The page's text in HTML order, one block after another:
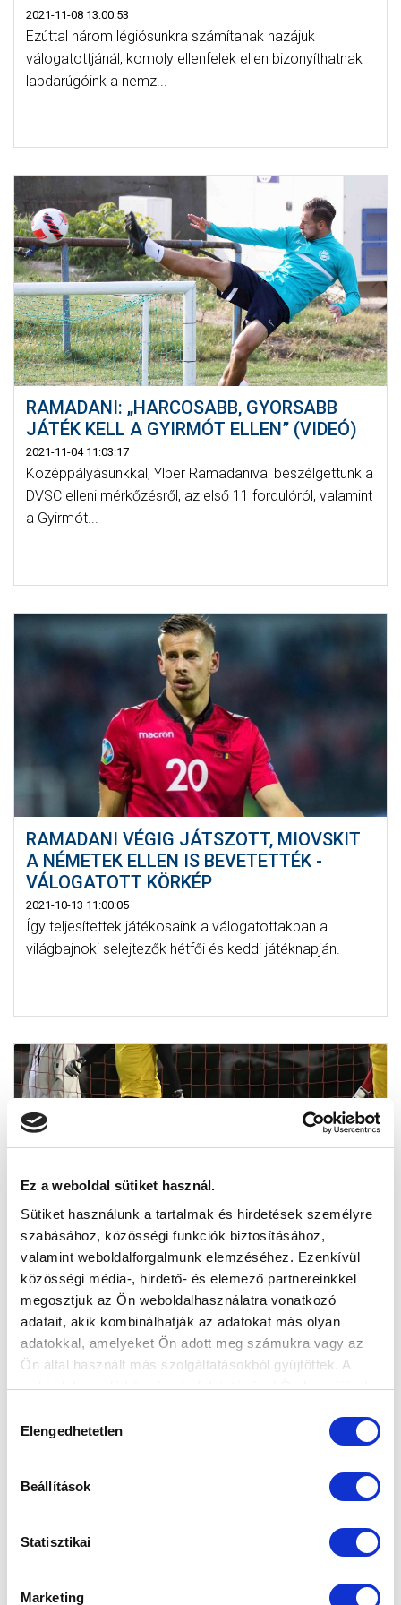
Ez a weboldal sütiket használ.
Sütiket használunk a tartalmak és hirdetések személyre
szabásához, közösségi funkciók biztosításához,
valamint weboldalforgalmunk elemzéséhez. Ezenkívül
közösségi média-, hirdető- és elemező partnereinkkel
megosztjuk az Ön weboldalhasználatra vonatkozó
adatait, akik kombinálhatják az adatokat más olyan
adatokkal, amelyeket Ön adott meg számukra vagy az
Ön által használt más szolgáltatásokból gyűjtöttek. A
weboldalon való böngészés folytatásával Ön hozzájárul a
kiválasztása
Elengedhetetlen
Beállítások
Statisztikai
Marketing
2021-11-08 13:00:53
Ezúttal három légiósunkra számítanak hazájuk
válogatottjánál, komoly ellenfelek ellen bizonyíthatnak
labdarúgóink a nemz...
RAMADANI: „HARCOSABB, GYORSABB
JÁTÉK KELL A GYIRMÓT ELLEN” (VIDEÓ)
2021-11-04 11:03:17
Középpályásunkkal, Ylber Ramadanival beszélgettünk a
DVSC elleni mérkőzésről, az első 11 fordulóról, valamint
a Gyirmót...
RAMADANI VÉGIG JÁTSZOTT, MIOVSKIT
A NÉMETEK ELLEN IS BEVETETTÉK -
VÁLOGATOTT KÖRKÉP
2021-10-13 11:00:05
Így teljesítettek játékosaink a válogatottakban a
világbajnoki selejtezők hétfői és keddi játéknapján.
MIOVSKI DEBÜTÁLT A VÁLOGATOTTBAN,
ALHO IS KEZDŐ VOLT, MIJATOVIC
KAPOTT GÓL NÉLKÜL ZÁRT
2021-10-10 21:00:00
Három játékosunk is pályára lépett pénteken, valamint